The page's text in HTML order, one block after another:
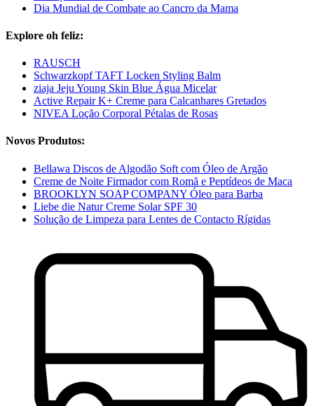
Dia Mundial de Combate ao Cancro da Mama
Explore oh feliz:
RAUSCH
Schwarzkopf TAFT Locken Styling Balm
ziaja Jeju Young Skin Blue Água Micelar
Active Repair K+ Creme para Calcanhares Gretados
NIVEA Loção Corporal Pétalas de Rosas
Novos Produtos:
Bellawa Discos de Algodão Soft com Óleo de Argão
Creme de Noite Firmador com Romã e Peptídeos de Maca
BROOKLYN SOAP COMPANY Óleo para Barba
Liebe die Natur Creme Solar SPF 30
Solução de Limpeza para Lentes de Contacto Rígidas